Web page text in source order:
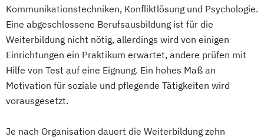
Kommunikationstechniken, Konfliktlösung und Psychologie.
Eine abgeschlossene Berufsausbildung ist für die
Weiterbildung nicht nötig, allerdings wird von einigen
Einrichtungen ein Praktikum erwartet, andere prüfen mit
Hilfe von Test auf eine Eignung. Ein hohes Maß an
Motivation für soziale und pflegende Tätigkeiten wird
vorausgesetzt.
Je nach Organisation dauert die Weiterbildung zehn